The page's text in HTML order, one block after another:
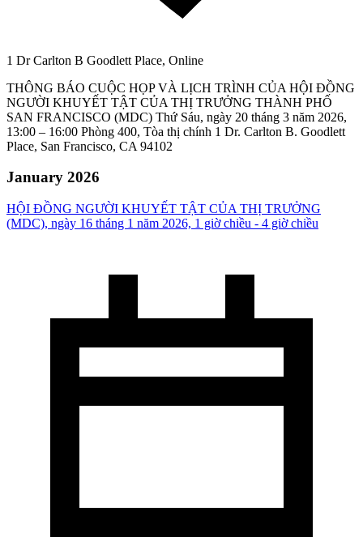
1 Dr Carlton B Goodlett Place, Online
THÔNG BÁO CUỘC HỌP VÀ LỊCH TRÌNH CỦA HỘI ĐỒNG
NGƯỜI KHUYẾT TẬT CỦA THỊ TRƯỞNG THÀNH PHỐ
SAN FRANCISCO (MDC) Thứ Sáu, ngày 20 tháng 3 năm 2026,
13:00 – 16:00 Phòng 400, Tòa thị chính 1 Dr. Carlton B. Goodlett
Place, San Francisco, CA 94102
January 2026
HỘI ĐỒNG NGƯỜI KHUYẾT TẬT CỦA THỊ TRƯỞNG
(MDC), ngày 16 tháng 1 năm 2026, 1 giờ chiều - 4 giờ chiều